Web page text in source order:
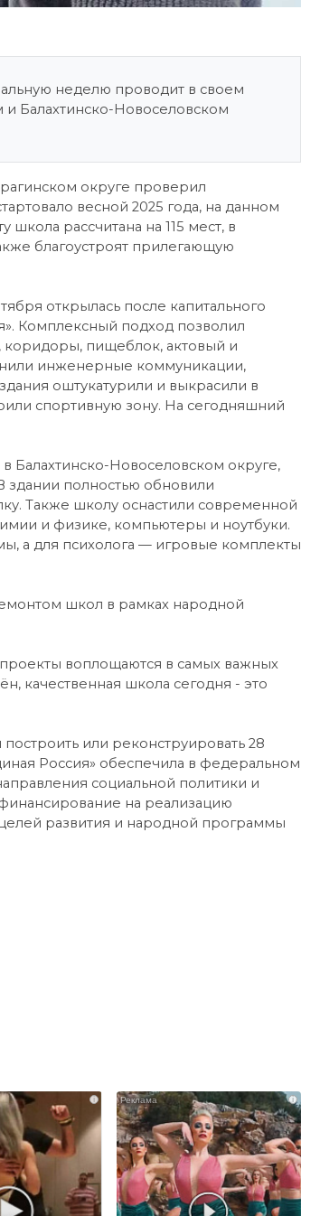
неделю проводит в своем
Балахтинско-Новоселовском
округе проверил
весной 2025 года, на данном
школа рассчитана на 115 мест, в
благоустроят прилегающую
открылась после капитального
Комплексный подход позволил
коридоры, пищеблок, актовый и
инженерные коммуникации,
оштукатурили и выкрасили в
спортивную зону. На сегодняшний
Новоселовском округе,
здании полностью обновили
Также школу оснастили современной
и физике, компьютеры и ноутбуки.
а для психолога — игровые комплекты
школ в рамках народной
воплощаются в самых важных
качественная школа сегодня - это
или реконструировать 28
Россия» обеспечила в федеральном
социальной политики и
на реализацию
развития и народной программы
i i